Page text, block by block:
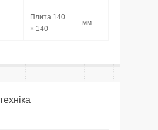
Плита 140
× 140
мм